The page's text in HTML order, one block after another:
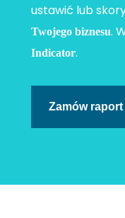
ustawić lub
Twojego biznesu.
Indicator.
Zamów raport